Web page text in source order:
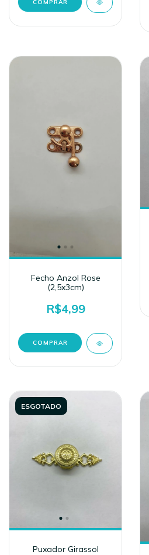
Fecho Anzol Rose
(2,5x3cm)
R$4,99
ESGOTADO
Puxador Girassol